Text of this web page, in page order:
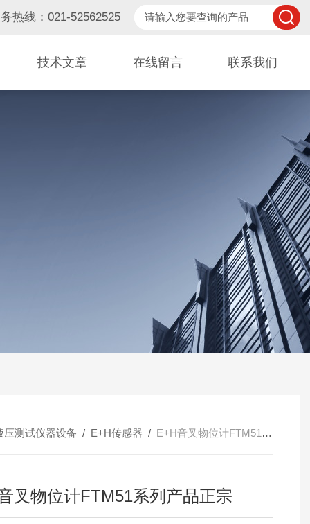
热线：021-52562525
技术文章 在线留言 联系我们
压测试仪器设备 / E+H传感器 / E+H音叉物位计FTM51系列产品正宗
叉物位计FTM51系列产品正宗